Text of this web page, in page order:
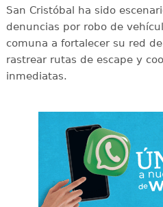
San Cristóbal ha sido
denuncias por robo de
comuna a fortalecer su red
rastrear rutas de escape y
inmediatas.